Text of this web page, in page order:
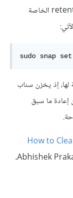
ينصح البعض بتحديد قيمة الاحتفاظ retention value الخاصة
sudo snap
لها، إذ يخزن سناب
ما سبق
How to